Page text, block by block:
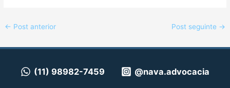
← Post anterior Post seguinte →
(11) 98982-7459 @nava.advocacia